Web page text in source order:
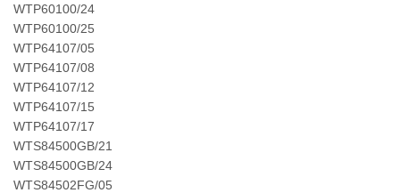
WTP60100/24
WTP60100/25
WTP64107/05
WTP64107/08
WTP64107/12
WTP64107/15
WTP64107/17
WTS84500GB/21
WTS84500GB/24
WTS84502FG/05